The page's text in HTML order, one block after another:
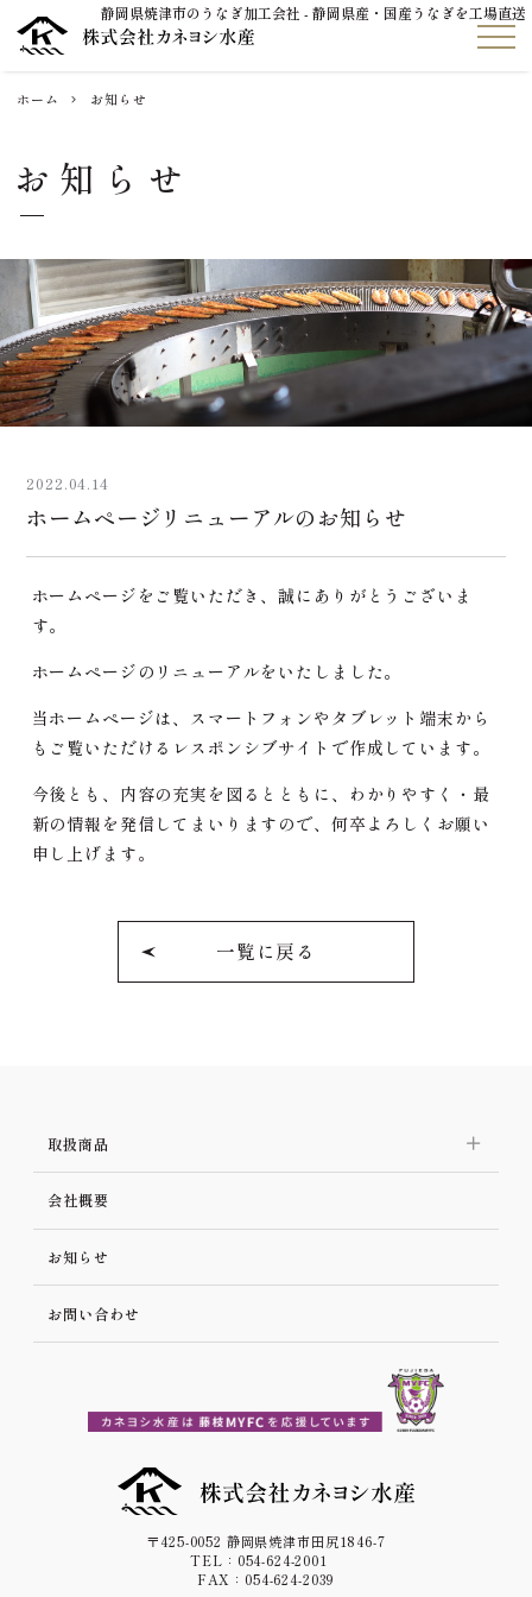
静岡県焼津市のうなぎ加工会社 - 静岡県産・国産うなぎを工場直送
ホーム お知らせ
お知らせ
2022.04.14
ホームページリニューアルのお知らせ
ホームページをご覧いただき、誠にありがとうございま
す。
ホームページのリニューアルをいたしました。
当ホームページは、スマートフォンやタブレット端末から
もご覧いただけるレスポンシブサイトで作成しています。
今後とも、内容の充実を図るとともに、わかりやすく・最
新の情報を発信してまいりますので、何卒よろしくお願い
申し上げます。
一覧に戻る
〒425-0052 静岡県焼津市田尻1846-7
TEL： 054-624-2001
FAX：054-624-2039
取扱商品
会社概要
お知らせ
お問い合わせ